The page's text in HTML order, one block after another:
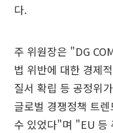
다.
주 위원장은 "DG
법 위반에 대한 경제
질서 확립 등 공정위
글로벌 경쟁정책 트
수 있었다"며 "EU 등